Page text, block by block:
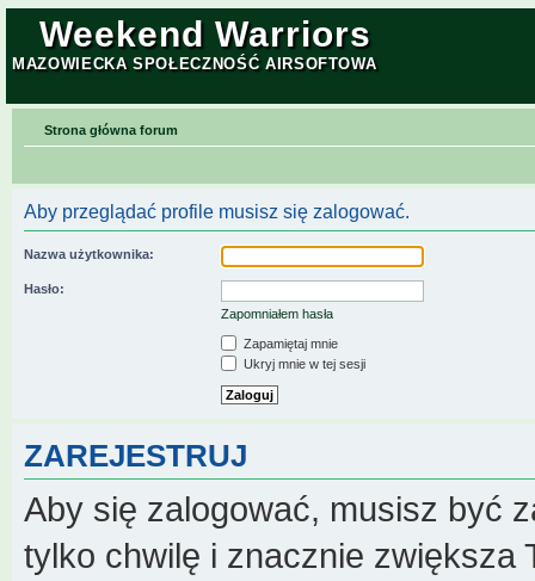
Weekend Warriors
MAZOWIECKA SPOŁECZNOŚĆ AIRSOFTOWA
Strona główna forum
Aby przeglądać profile musisz się zalogować.
Nazwa użytkownika:
Hasło:
Zapomniałem hasła
Zapamiętaj mnie
Ukryj mnie w tej sesji
ZAREJESTRUJ
Aby się zalogować, musisz być
tylko chwilę i znacznie zwiększa